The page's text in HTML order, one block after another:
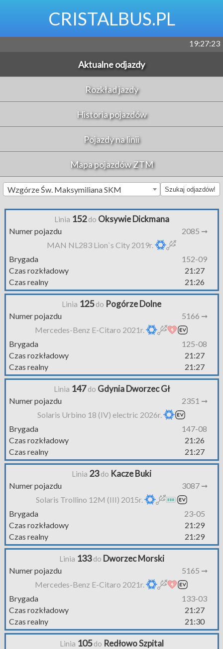
CRISTALBUS.PL
19:27:23
Aktualne odjazdy
Rozkład jazdy
Historia pojazdów
Pojazdy na linii
Mapa pojazdów ZTM
Wzgórze Św. Maksymiliana SKM Szukaj odjazdów!
Linia 152do Oksywie Dickmana
Numer pojazdu
2085 ➞
MAN NL283 Lion`s City 2019r.
Brygada
152-09
Czas rozkładowy
21:27
Czas realny
21:26
Linia 125do Pogórze Dolne
Numer pojazdu
5166 ➞
Mercedes-Benz E-Citaro 2021r.
Brygada
125-08
Czas rozkładowy
21:27
Czas realny
21:27
Linia 147do Gdynia Dworzec Gł
Numer pojazdu
2351 ➞
Solaris Urbino 18 (IV) electric 2026r.
Brygada
147-08
Czas rozkładowy
21:26
Czas realny
21:27
Linia 23do Kacze Buki
Numer pojazdu
3087 ➞
Solaris Trollino 12M (III) 2015r.
Brygada
23-05
Czas rozkładowy
21:29
Czas realny
21:29
Linia 133do Dworzec Morski
Numer pojazdu
5165 ➞
Mercedes-Benz E-Citaro 2021r.
Brygada
133-03
Czas rozkładowy
21:27
Czas realny
21:30
Linia 105do Redłowo Szpital